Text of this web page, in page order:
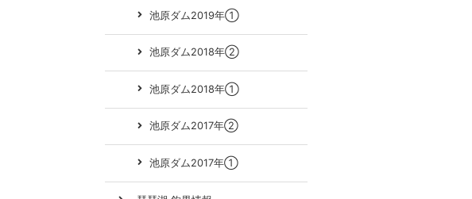
池原ダム2019年①
池原ダム2018年②
池原ダム2018年①
池原ダム2017年②
池原ダム2017年①